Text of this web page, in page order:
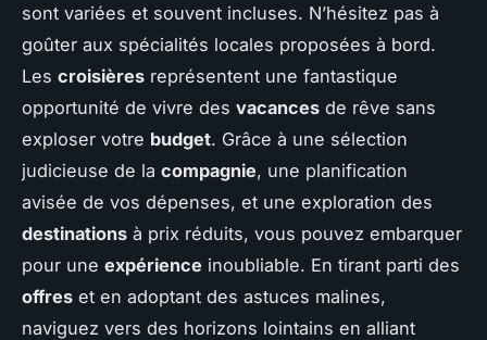
sont variées et souvent incluses. N’hésitez pas à
goûter aux spécialités locales proposées à bord.
Les croisières représentent une fantastique
opportunité de vivre des vacances de rêve sans
exploser votre budget. Grâce à une sélection
judicieuse de la compagnie, une planification
avisée de vos dépenses, et une exploration des
destinations à prix réduits, vous pouvez embarquer
pour une expérience inoubliable. En tirant parti des
offres et en adoptant des astuces malines,
naviguez vers des horizons lointains en alliant